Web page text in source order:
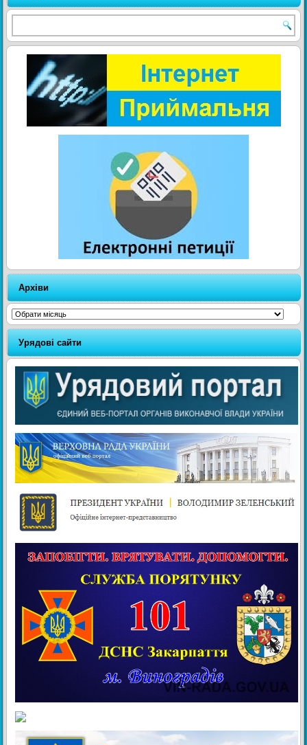
Архіви
Архіви
Урядові сайти